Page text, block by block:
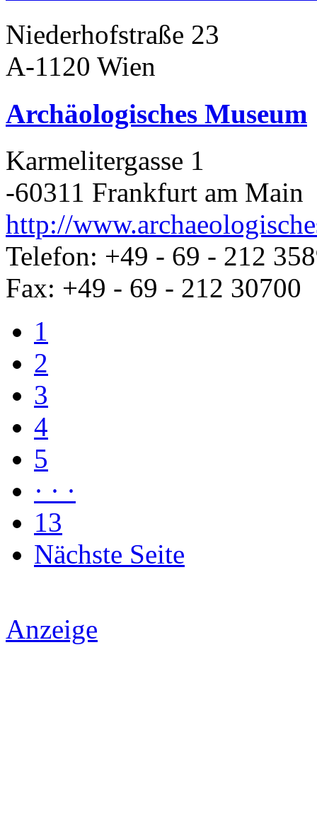
Niederhofstraße 23
A-1120 Wien
Archäologisches Museum
Karmelitergasse 1
-60311 Frankfurt am Main
http://
Telefon: +49 - 69 - 212
Fax: +49 - 69 - 212 30700
1
2
3
4
5
· · ·
13
Nächste Seite
Anzeige